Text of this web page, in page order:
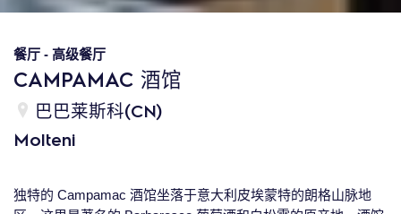
餐厅 - 高级餐厅
CAMPAMAC 酒馆
巴巴莱斯科(CN)
Molteni
独特的 Campamac 酒馆坐落于意大利皮埃蒙特的朗格山脉地